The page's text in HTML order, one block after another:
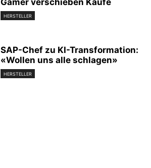
Gamer verschieben Käufe
HERSTELLER
SAP-Chef zu KI-Transformation:
«Wollen uns alle schlagen»
HERSTELLER